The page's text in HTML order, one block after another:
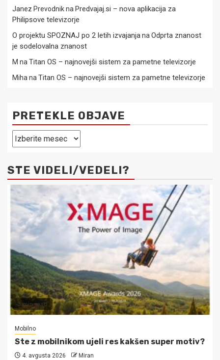
Janez Prevodnikna Predvajaj.si – nova aplikacija za
Philipsove televizorje
O projektu SPOZNAJ po 2 letih izvajanjana Odprta znanost
je sodelovalna znanost
M na Titan OS – najnovejši sistem za pametne televizorje
Miha na Titan OS – najnovejši sistem za pametne televizorje
PRETEKLE OBJAVE
Pretekle
objave
STE VIDELI/VEDELI?
3 min read
Mobilno
Ste z mobilnikom ujeli res kakšen super motiv?
4. avgusta 2026 Miran